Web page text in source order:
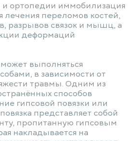
и ортопедии иммобилизация
лечения переломов костей,
разрывов связок и мышц, а
деформаций
выполняться
в зависимости от
травмы. Одним из
способов
гипсовой повязки или
представляет собой
пропитанную гипсовым
накладывается на